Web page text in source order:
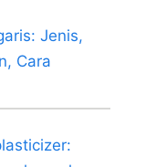
Jenis,
Cara